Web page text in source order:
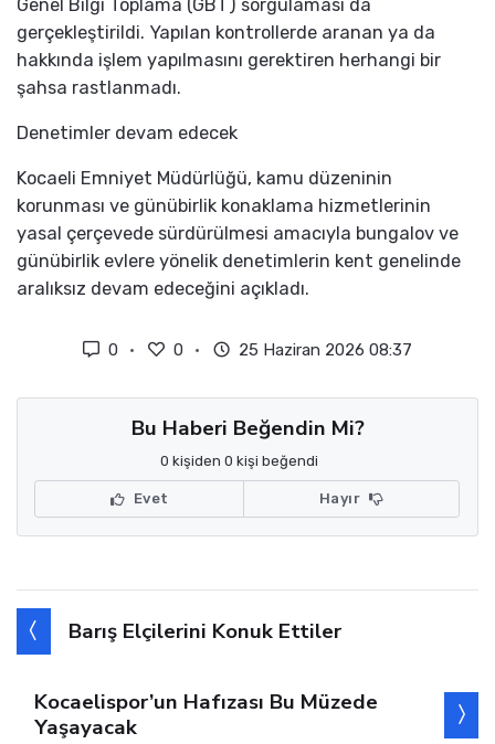
Genel Bilgi Toplama (GBT) sorgulaması da
gerçekleştirildi. Yapılan kontrollerde aranan ya da
hakkında işlem yapılmasını gerektiren herhangi bir
şahsa rastlanmadı.
Denetimler devam edecek
Kocaeli Emniyet Müdürlüğü, kamu düzeninin
korunması ve günübirlik konaklama hizmetlerinin
yasal çerçevede sürdürülmesi amacıyla bungalov ve
günübirlik evlere yönelik denetimlerin kent genelinde
aralıksız devam edeceğini açıkladı.
0 0 25 Haziran 2026 08:37
Bu Haberi Beğendin Mi?
0 kişiden 0 kişi beğendi
Evet Hayır
Barış Elçilerini Konuk Ettiler
Kocaelispor’un Hafızası Bu Müzede
Yaşayacak